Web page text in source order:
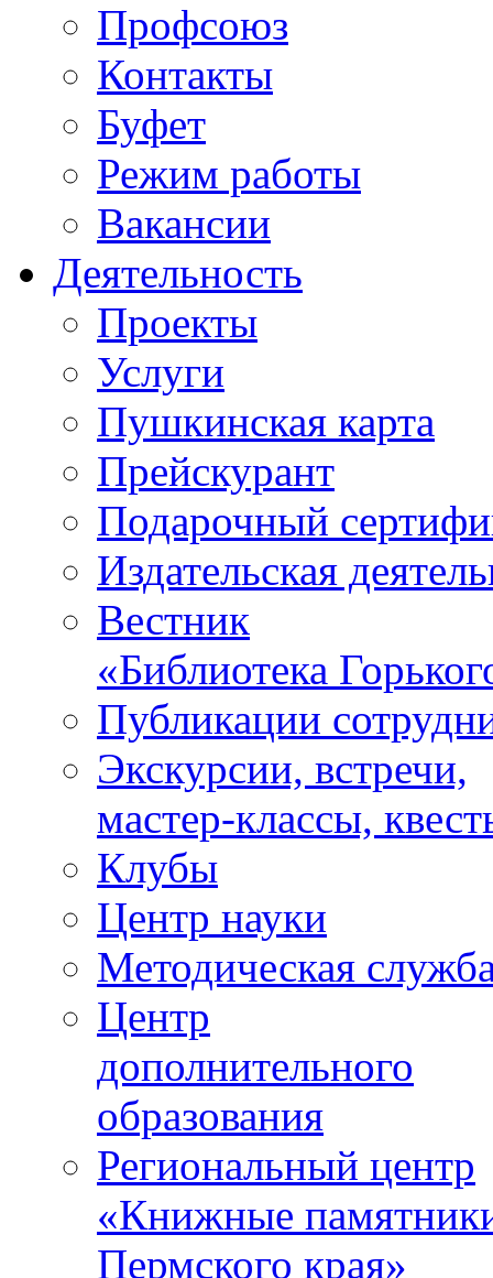
Профсоюз
Контакты
Буфет
Режим работы
Вакансии
Деятельность
Проекты
Услуги
Пушкинская карта
Прейскурант
Подарочный
Издательская
Вестник
«Библиотека
Публикации
Экскурсии, встречи,
мастер-классы,
Клубы
Центр науки
Методическая
Центр
дополнительного
образования
Региональный центр
«Книжные
Пермского края»